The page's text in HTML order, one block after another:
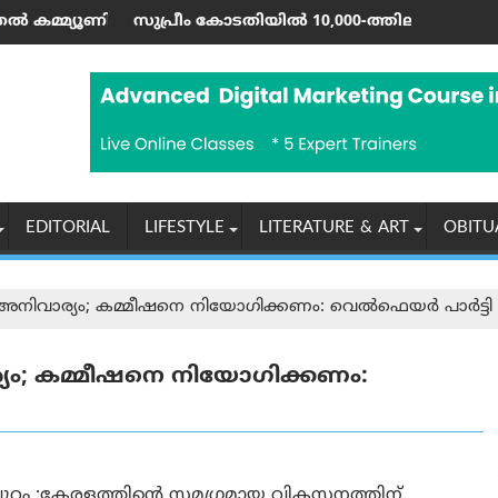
റൺ വരെ; ഷാർജയിൽ 50ലേറെ വേനൽക്കാല
സുപ്രീം കോടതിയിൽ 10,000-ത്തിലധികം കേസുകളും
EDITORIAL LIFESTYLE LITERATURE & ART
കമ്മീഷനെ നിയോഗിക്കണം: വെൽഫെയർ പാർട്ടി
കമ്മീഷനെ നിയോഗിക്കണം: